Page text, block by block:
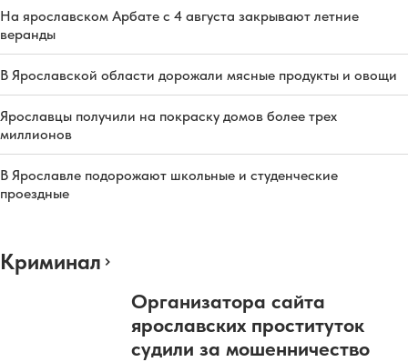
На ярославском Арбате с 4 августа закрывают летние
веранды
В Ярославской области дорожали мясные продукты и овощи
Ярославцы получили на покраску домов более трех
миллионов
В Ярославле подорожают школьные и студенческие
проездные
Криминал
Организатора сайта
ярославских проституток
судили за мошенничество